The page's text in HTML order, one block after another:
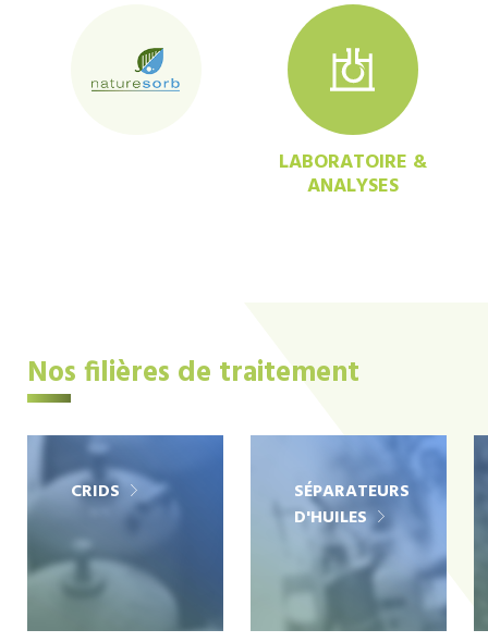
LABORATOIRE &
ANALYSES
Nos filières de traitement
CRIDS
SÉPARATEURS
D'HUILES